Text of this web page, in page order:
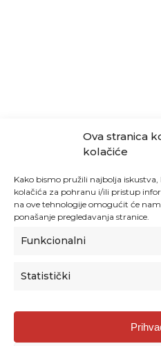
Ova stranica
kolačiće
Kako bismo pružili najbolja
kolačića za pohranu i/ili pristup
na ove tehnologije omogućit će
ponašanje pregledavanja stranice.
Funkcionalni
Statistički
Agencija za odgoj i
Donje Svetice 38, 10000